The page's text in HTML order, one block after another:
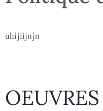
uhijiijnjn